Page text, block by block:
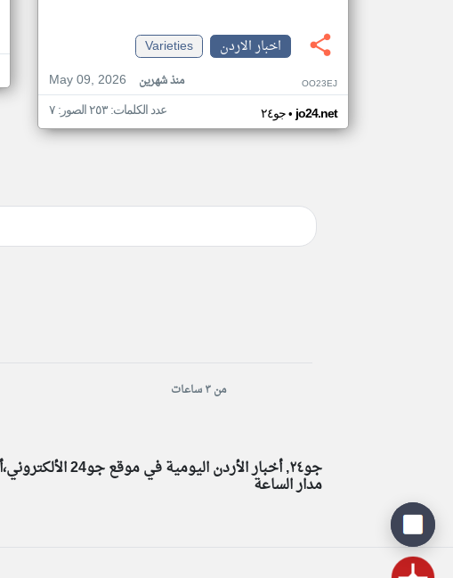
اخبار الاردن
Varieties
May 09, 2026
منذ شهرين OO23EJ
جو٢٤•jo24.net عدد الكلمات: ٢٥٣ الصور: ٧
من ٣ ساعات
مدار الساعة